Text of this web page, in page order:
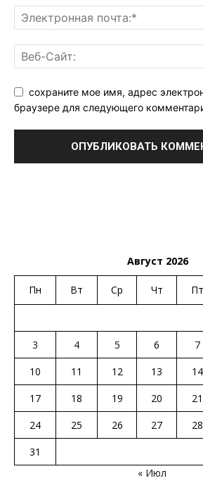
сохраните мое имя, адрес
браузере для следующего
Август 2026
Пн Вт Ср Чт Пт
3
4 5 6 7
10
11 12 13 14
17
18 19 20 21
24
25 26 27 28
31
« Июл